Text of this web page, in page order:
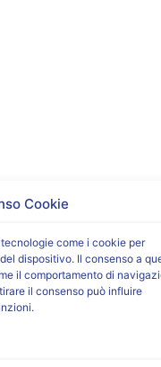
Cookie
come i cookie per
dispositivo. Il consenso a
il comportamento di
il consenso può influire